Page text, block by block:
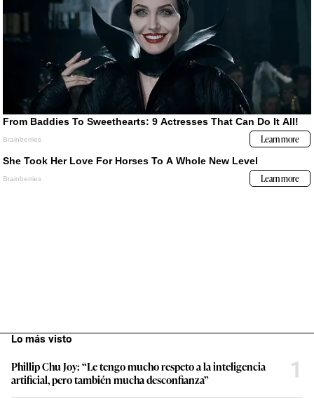
Lo más visto
Phillip Chu Joy: “Le tengo mucho respeto a la inteligencia
artificial, pero también mucha desconfianza”
1